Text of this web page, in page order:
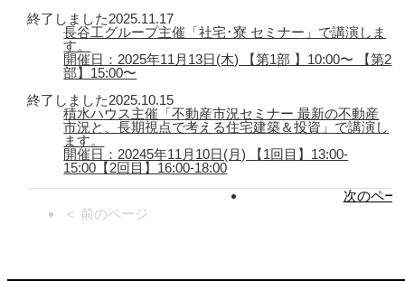
終了しました2025.11.17
長谷工グループ主催「社宅･寮 セミナー」で講演しま
す。
開催日：2025年11月13日(木) 【第1部 】10:00〜 【第2
部】15:00〜
終了しました2025.10.15
積水ハウス主催「不動産市況セミナー 最新の不動産
市況と、長期視点で考える住宅建築＆投資」で講演し
ます。
開催日：20245年11月10日(月) 【1回目】13:00-
15:00【2回目】16:00-18:00
＜ 前のページ
次のペー